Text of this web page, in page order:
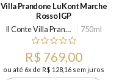
Villa Prandone Lu Kont Marche
Rosso IGP
Il Conte Villa Prandone
750ml
R$ 769,00
ou até 6x de R$ 128,16 sem juros